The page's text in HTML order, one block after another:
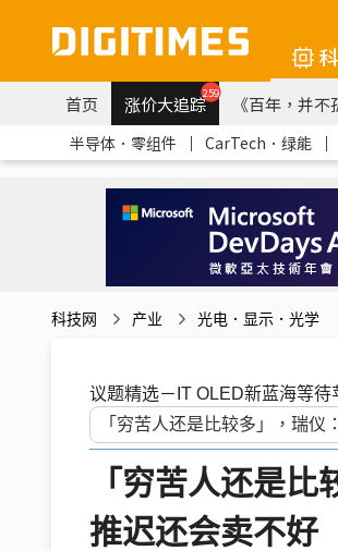
首页 涨价大追踪259 《百年，并
半导体．零组件 ｜ CarTech．绿能 ｜
科技网 产业 光电．显示．光学
议题精选－IT OLED新蓝海等待
「穷苦人还是
推迟还会卖不好